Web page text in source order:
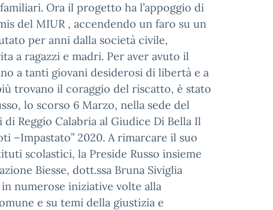
Ora il progetto ha l’appoggio di
del MIUR , accendendo un faro su un
per anni dalla società civile,
a ragazzi e madri. Per aver avuto il
a tanti giovani desiderosi di libertà e a
trovano il coraggio del riscatto, è stato
lo scorso 6 Marzo, nella sede del
Reggio Calabria al Giudice Di Bella Il
–Impastato” 2020. A rimarcare il suo
scolastici, la Preside Russo insieme
Biesse, dott.ssa Bruna Siviglia
numerose iniziative volte alla
e su temi della giustizia e